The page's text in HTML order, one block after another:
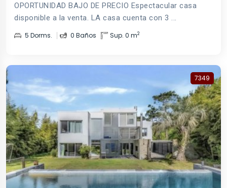
OPORTUNIDAD BAJO DE PRECIO Espectacular casa
disponible a la venta. LA casa cuenta con 3 ...
5 Dorms. 0 Baños Sup. 0 m2
7349